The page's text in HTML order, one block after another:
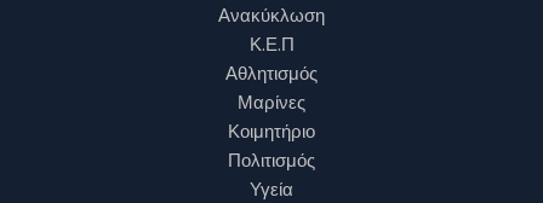
Ανακύκλωση
Κ.Ε.Π
Αθλητισμός
Μαρίνες
Κοιμητήριο
Πολιτισμός
Υγεία